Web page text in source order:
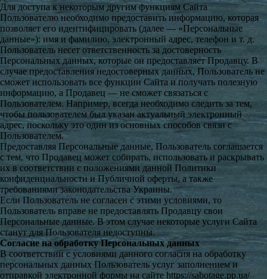
Для доступа к некоторым другим функциям Сайта
Пользователю необходимо предоставить информацию, которая
позволяет его идентифицировать (далее — «Персональные
данные»): имя и фамилию, электронный адрес, телефон и т. д.
Пользователь несет ответственность за достоверность
Персональных данных, которые он предоставляет Продавцу. В
случае предоставления недостоверных данных, Пользователь не
сможет использовать все функции Сайта и получать полезную
информацию, а Продавец — не сможет связаться с
Пользователем. Например, всегда необходимо следить за тем,
чтобы пользователем был указан актуальный электронный
адрес, поскольку это один из основных способов связи с
Пользователем.
Предоставляя Персональные данные, Пользователь соглашается
с тем, что Продавец может собирать, использовать и раскрывать
их в соответствии с положениями данной Политики
конфиденциальности и Публичной оферты, а также
требованиями законодательства Украины.
Если Пользователь не согласен с этими условиями, то
Пользователь вправе не предоставлять Продавцу свои
Персональные данные. В этом случае некоторые услуги Сайта
станут для Пользователя недоступны.
Согласие на обработку Персональных данных
В соответствии с условиями данного согласия на обработку
персональных данных Пользователь услуг заполнением и
отправкой электронной формы на сайте https://sabotage.pp.ua/